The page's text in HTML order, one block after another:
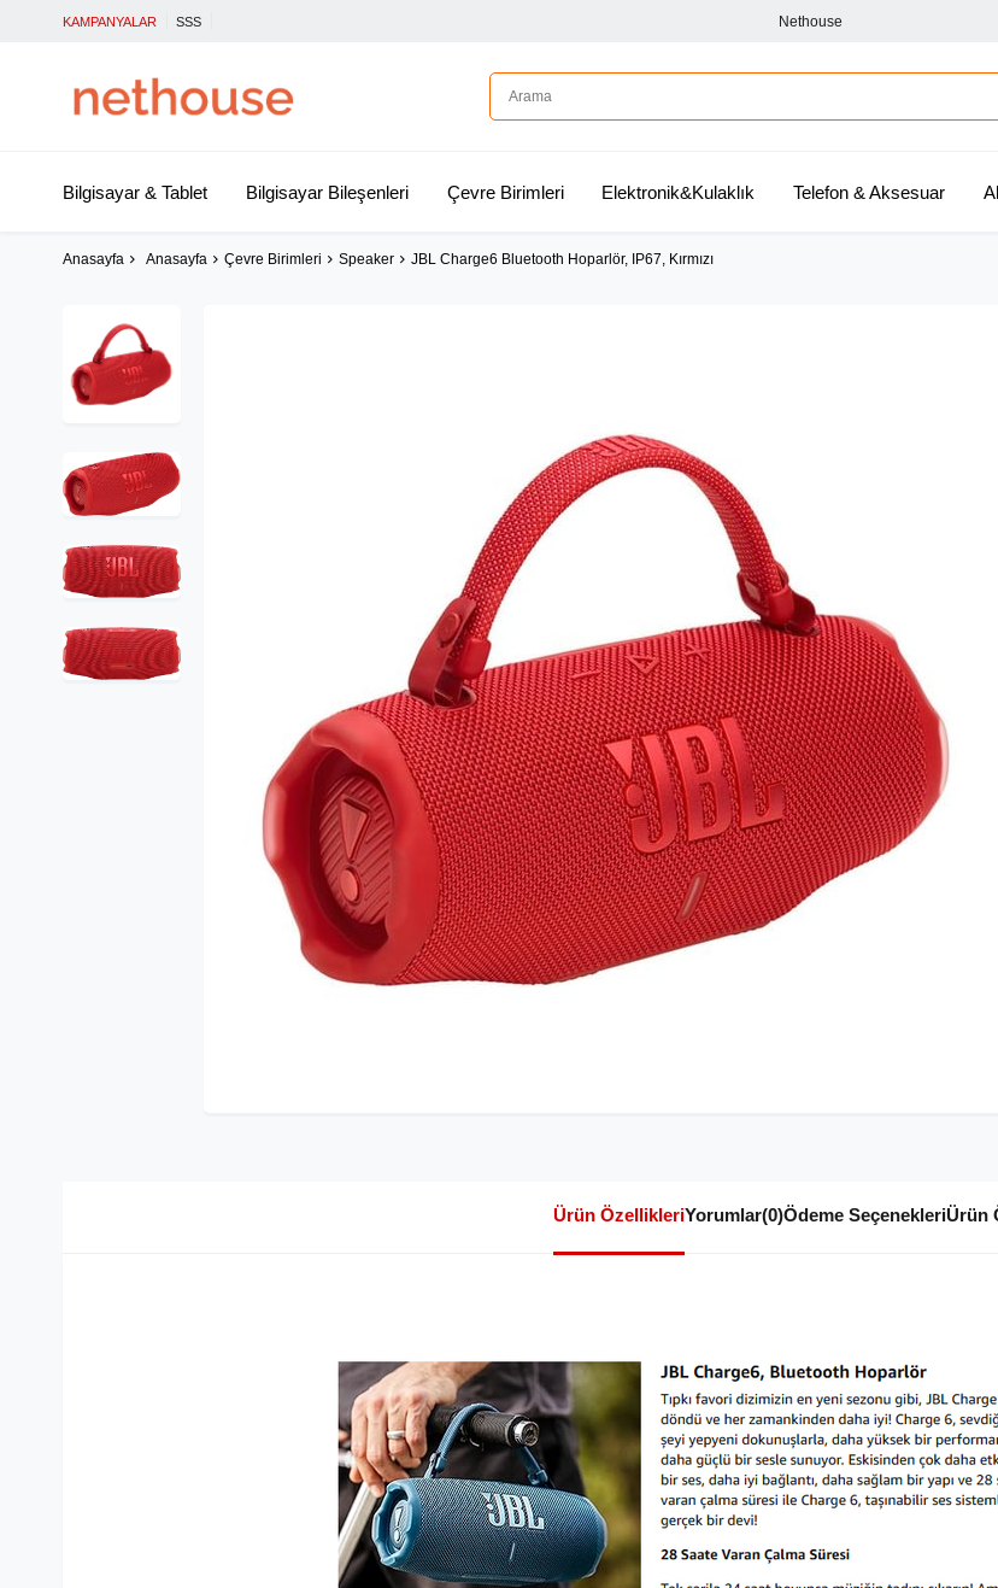
KAMPANYALAR SSS Nethouse
Bilgisayar & Tablet Bilgisayar Bileşenleri Çevre Birimleri Elektronik&Kulaklık Telefon & Aksesuar
Anasayfa Anasayfa Çevre Birimleri Speaker JBL Charge6 Bluetooth Hoparlör, IP67, Kırmızı
Ürün ÖzellikleriYorumlar(0)Ödeme SeçenekleriÜrün